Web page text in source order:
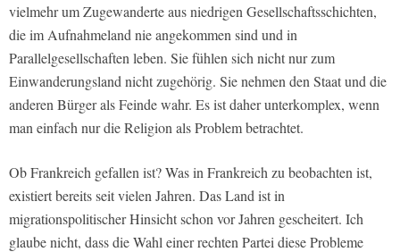
vielmehr um Zugewanderte aus niedrigen Gesellschaftsschichten,
die im Aufnahmeland nie angekommen sind und in
Parallelgesellschaften leben. Sie fühlen sich nicht nur zum
Einwanderungsland nicht zugehörig. Sie nehmen den Staat und die
anderen Bürger als Feinde wahr. Es ist daher unterkomplex, wenn
man einfach nur die Religion als Problem betrachtet.
Ob Frankreich gefallen ist? Was in Frankreich zu beobachten ist,
existiert bereits seit vielen Jahren. Das Land ist in
migrationspolitischer Hinsicht schon vor Jahren gescheitert. Ich
glaube nicht, dass die Wahl einer rechten Partei diese Probleme